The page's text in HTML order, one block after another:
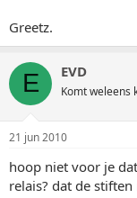
Greetz.
E EVD
Komt weleens
21 jun 2010
hoop niet voor je
relais? dat de stiften